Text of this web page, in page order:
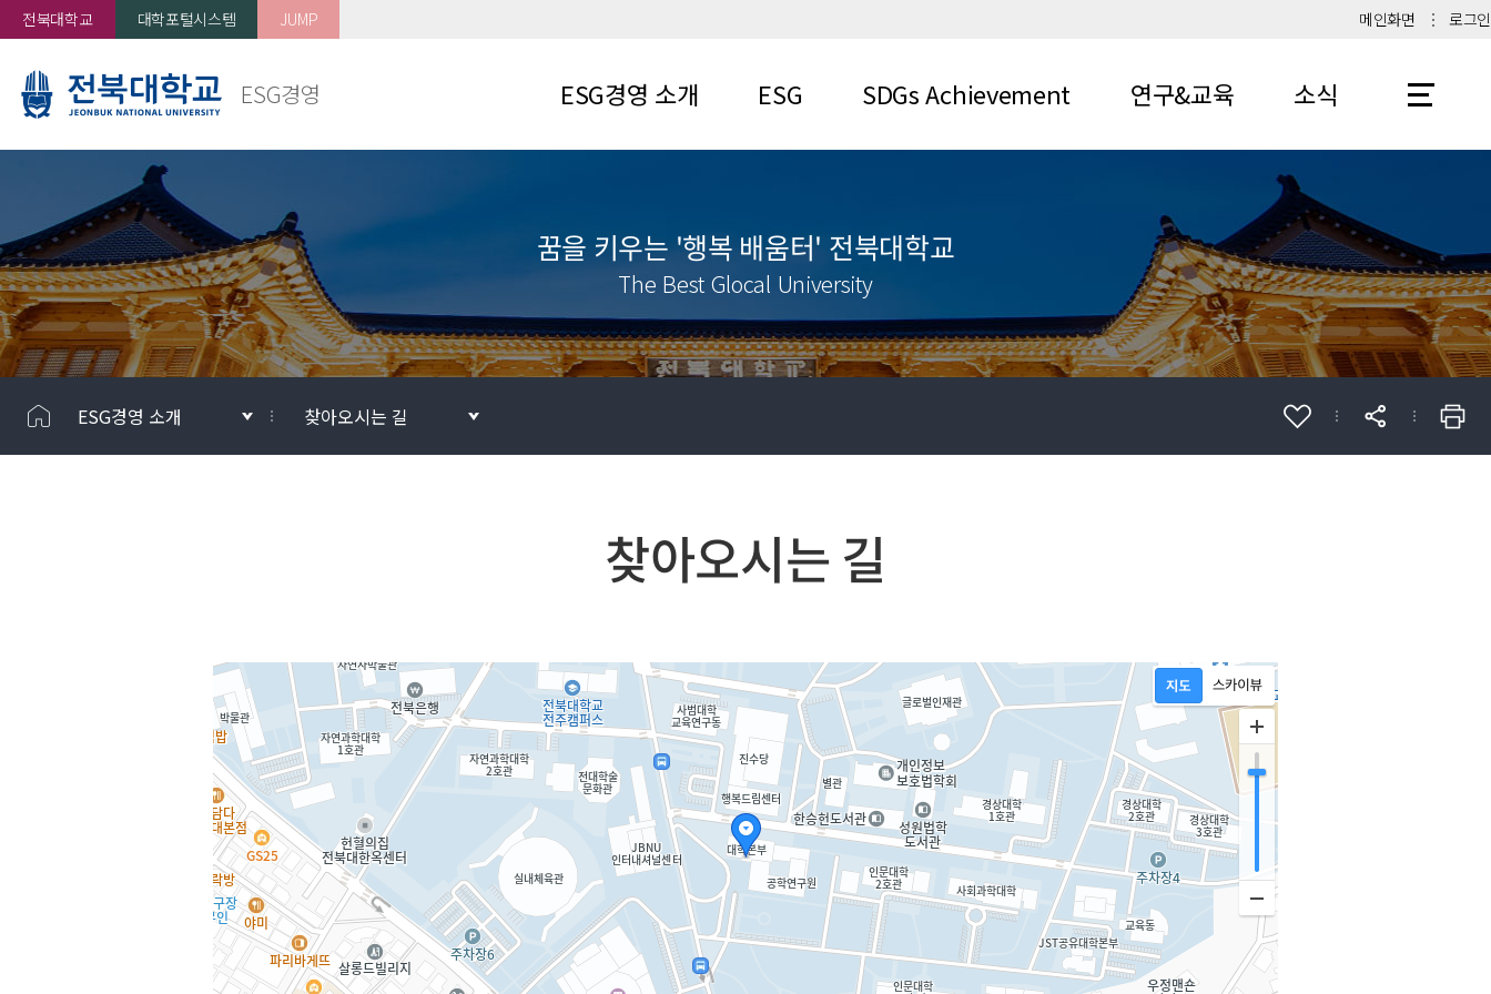
전북대학교 대학포털시스템 JUMP 메인화면 로그인
ESG경영 ESG경영 소개
연혁
찾아오시는 길
ESG
S(사회)
G(지배구
SDGs Achievement 연구&교육
대학원 교과과정
학부 교과과정
비교과 프로그램
소식
공지사항
보도자료
연례보고
서
학생활동
꿈을 키우는 '행복 배움터' 전북대학교
The Best Glocal University
ESG경영 소개 찾아오시는 길
찾아오시는 길